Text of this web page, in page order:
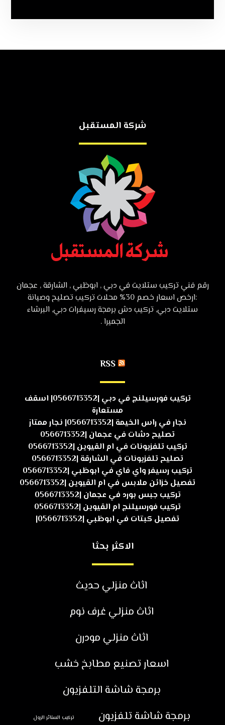
شركة المستقبل
رقم فني تركيب ستلايت في دبي , ابوظبي , الشارقة , عجمان
:ارخص اسعار خصم 30% محلات تركيب تصليح وصيانة
ستلايت دبي, تركيب دش برمجة رسيفرات دبي, البرشاء
الجميرا .
RSS
تركيب فورسيلنج في دبي |0566713352| اسقف
مستعارة
نجار في راس الخيمة |0566713352| نجار ممتاز
تصليح دشات في عجمان |0566713352
تركيب تلفزيونات في ام القيوين |0566713352
تصليح تلفزيونات في الشارقة |0566713352
تركيب رسيفر واي فاي في ابوظبي |0566713352
تفصيل خزائن ملابس في ام القيوين |0566713352
تركيب جبس بورد في عجمان |0566713352
تركيب فورسيلنج ام القيوين |0566713352
تفصيل كبتات في ابوظبي |0566713352|
الاكثر بحثا
اثاث منزلي حديث
اثاث منزلي غرف نوم
اثاث منزلي مودرن
اسعار تصنيع مطابخ خشب
برمجة شاشة التلفزيون
برمجة شاشة تلفزيون
تركيب الستائر الرول